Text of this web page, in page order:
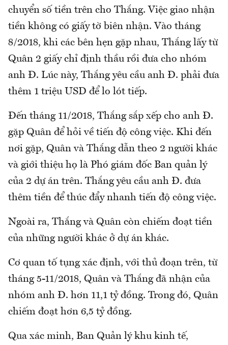
chuyển số tiền trên cho Thắng. Việc giao nhận
tiền không có giấy tờ biên nhận. Vào tháng
8/2018, khi các bên hẹn gặp nhau, Thắng lấy từ
Quân 2 giấy chỉ định thầu rồi đưa cho nhóm
anh Đ. Lúc này, Thắng yêu cầu anh Đ. phải đưa
thêm 1 triệu USD để lo lót tiếp.
Đến tháng 11/2018, Thắng sắp xếp cho anh Đ.
gặp Quân để hỏi về tiến độ công việc. Khi đến
nơi gặp, Quân và Thắng dẫn theo 2 người khác
và giới thiệu họ là Phó giám đốc Ban quản lý
của 2 dự án trên. Thắng yêu cầu anh Đ. đưa
thêm tiền để thúc đẩy nhanh tiến độ công việc.
Ngoài ra, Thắng và Quân còn chiếm đoạt tiền
của những người khác ở dự án khác.
Cơ quan tố tụng xác định, với thủ đoạn trên, từ
tháng 5-11/2018, Quân và Thắng đã nhận của
nhóm anh Đ. hơn 11,1 tỷ đồng. Trong đó, Quân
chiếm đoạt hơn 6,5 tỷ đồng.
Qua xác minh, Ban Quản lý khu kinh tế,